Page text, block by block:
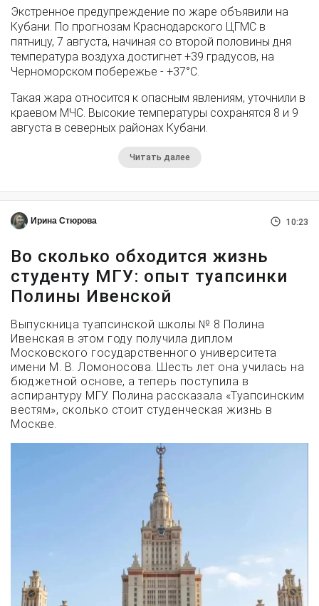
Экстренное предупреждение по жаре объявили на
Кубани. По прогнозам Краснодарского ЦГМС в
пятницу, 7 августа, начиная со второй половины дня
температура воздуха достигнет +39 градусов, на
Черноморском побережье - +37°­С.
Такая жара относится к опасным явлениям, уточнили в
краевом МЧС. Высокие температуры сохранятся 8 и 9
августа в северных районах Кубани.
Читать далее
Ирина Стюрова 10:23
Во сколько обходится жизнь
студенту МГУ: опыт туапсинки
Полины Ивенской
Выпускница туапсинской школы № 8 Полина
Ивенская в этом году получила диплом
Московского государственного университета
имени М. В. Ломоносова. Шесть лет она училась на
бюджетной основе, а теперь поступила в
аспирантуру МГУ. Полина рассказала «Туапсинским
вестям», сколько стоит студенческая жизнь в
Москве.